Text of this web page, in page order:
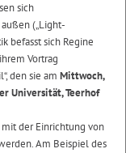
sich
(„Light-
befasst sich Regine
Vortrag
den sie am Mittwoch,
Universität, Teerhof
der Einrichtung von
Am Beispiel des